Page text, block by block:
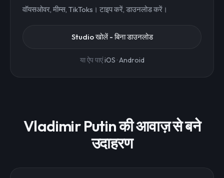
वॉयसओवर, मीम्स, TikToks। टाइप करें, डाउनलोड करें।
Studio खोलें - बिना डाउनलोड
या ऐप पाएंiOS ·Android
Vladimir Putin की आवाज़ से बने
उदाहरण